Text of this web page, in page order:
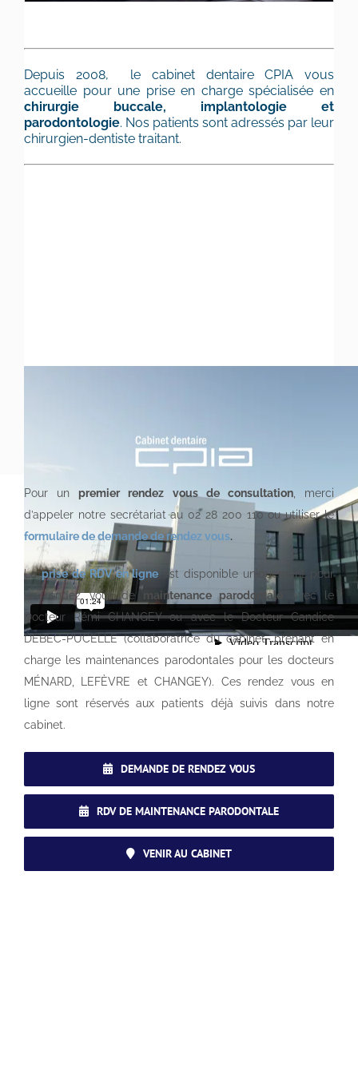
Depuis 2008, le cabinet dentaire CPIA vous
accueille pour une prise en charge spécialisée en
chirurgie buccale, implantologie et
parodontologie. Nos patients sont adressés par leur
chirurgien-dentiste traitant.
Pour unpremier rendez vous de consultation, merci
d’appeler notre secrétariat au 02 28 200 110 ou utiliser le
formulaire de demande de rendez vous.
Laprise de RDV en ligne est disponible uniquement pour
un rendez vous de
maintenance parodontale
avec le
Docteur Rémi CHANGEY ou avec le Docteur Candice
DEBEC-PUCELLE (collaboratrice du cabinet, prenant en
charge les maintenances parodontales pour les docteurs
MÉNARD, LEFÈVRE et CHANGEY). Ces rendez vous en
ligne sont réservés aux patients déjà suivis dans notre
cabinet.
DEMANDE DE RENDEZ VOUS
RDV DE MAINTENANCE PARODONTALE
VENIR AU CABINET